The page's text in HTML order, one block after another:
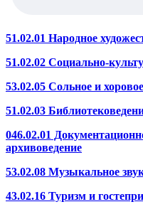
51.02.01 Народное
51.02.02 Социально-
53.02.05 Сольное и
51.02.03
046.02.01
архивоведение
53.02.08 Музыкальное
43.02.16 Туризм и